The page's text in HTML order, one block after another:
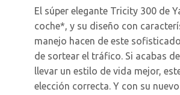
El súper elegante Tricity 300 de
coche*, y su diseño con
manejo hacen de este
de sortear el tráfico. Si acabas
llevar un estilo de vida mejor,
elección correcta. Y con su